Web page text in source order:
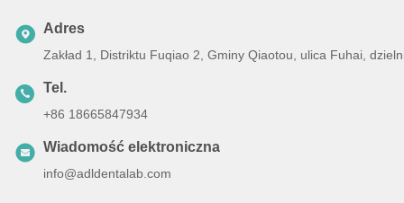
Adres
Zakład 1, Distriktu Fuqiao 2, Gminy Qiaotou, ulica Fuhai,
Tel.
+86 18665847934
Wiadomość elektroniczna
info@adldentalab.com